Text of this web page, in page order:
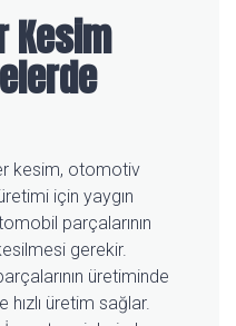
Kesim
kesim, otomotiv
için yaygın
parçalarının
gerekir.
üretiminde
üretim sağlar.